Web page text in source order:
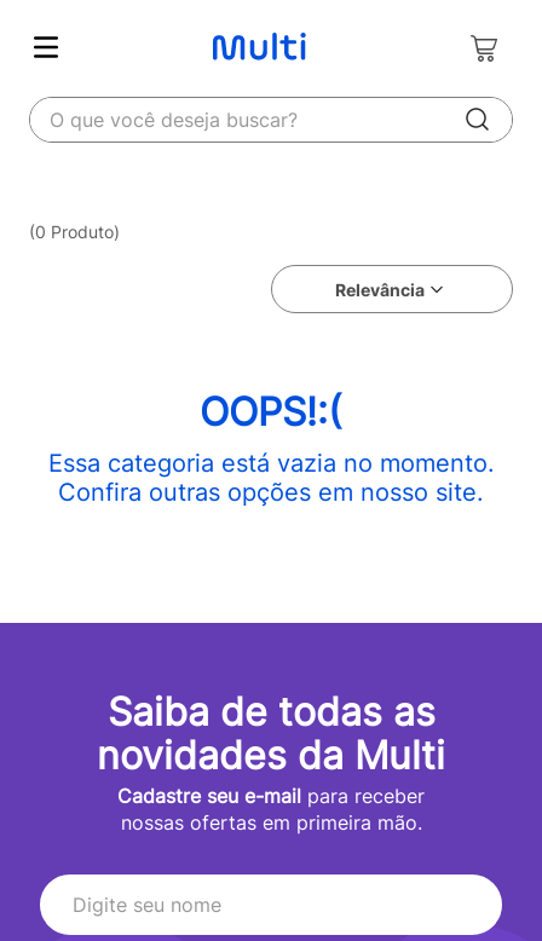
O que você deseja buscar?
0 Produto
Relevância
OOPS!
Saiba de todas as
novidades da Multi
Cadastre seu e-mail para receber
nossas ofertas em primeira mão.